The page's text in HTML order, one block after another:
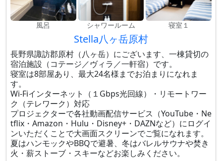
風呂 シャワールーム 寝室１
Stella八ヶ岳原村
長野県諏訪郡原村（八ヶ岳）にございます、一棟貸切の
宿泊施設（コテージ／ヴィラ／一軒宿）です。
寝室は8部屋あり、最大24名様までお泊まりになれま
す。
Wi-Fiインターネット（１Gbps光回線）・リモートワー
ク（テレワーク）対応
プロジェクターで各社動画配信サービス（YouTube・Ne
tflix・Amazon・Hulu・Disney+・DAZNなど）にログイ
ンいただくことで大画面スクリーンでご覧になれます。
夏はハンモックやBBQで避暑、冬はバレルサウナや焚き
火・薪ストーブ・スキーなどお楽しみください。